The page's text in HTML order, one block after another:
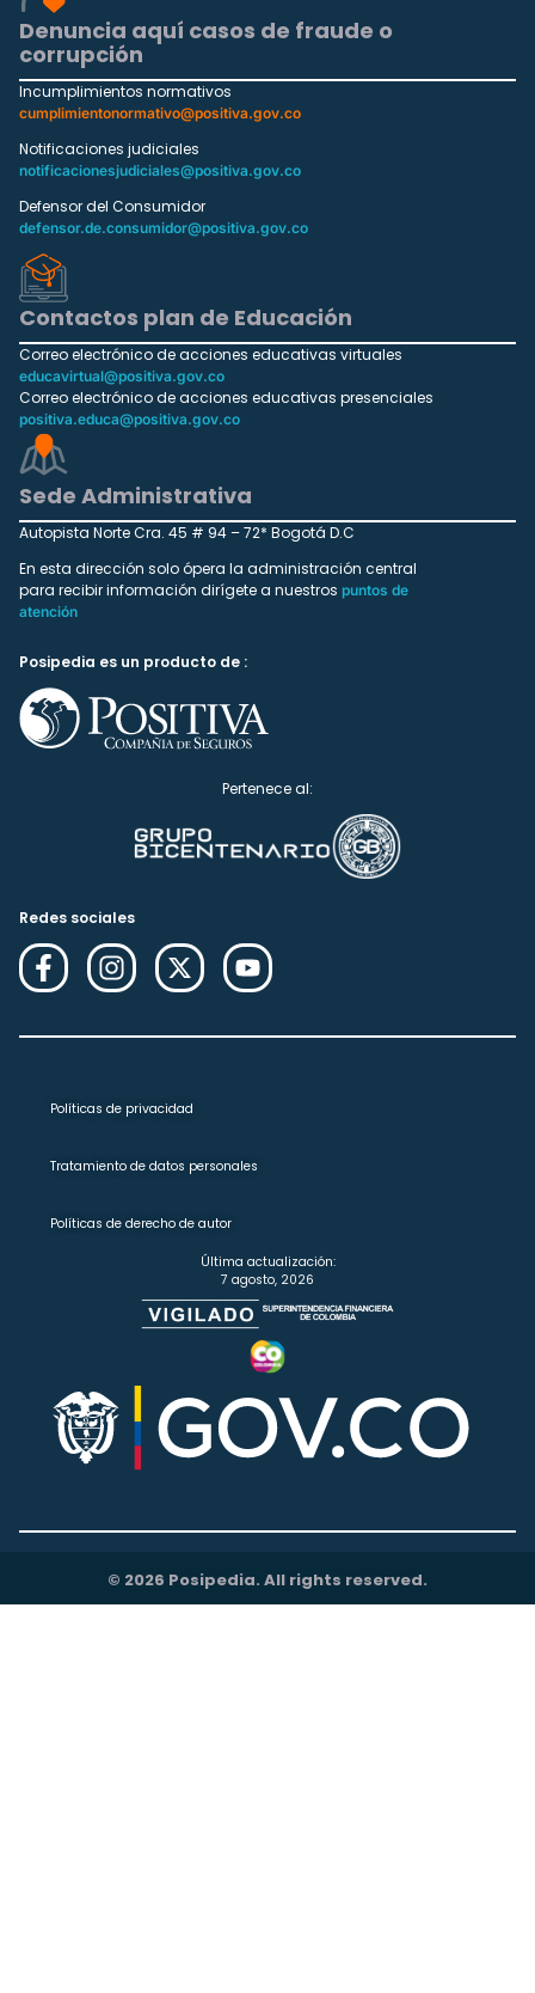
Denuncia aquí casos de fraude o
corrupción
Incumplimientos normativos
cumplimientonormativo@positiva.gov.co
Notificaciones judiciales
notificacionesjudiciales@positiva.gov.co
Defensor del Consumidor
defensor.de.consumidor@positiva.gov.co
Contactos plan de Educación
Correo electrónico de acciones educativas virtuales
educavirtual@positiva.gov.co
Correo electrónico de acciones educativas presenciales
positiva.educa@positiva.gov.co
Sede Administrativa
Autopista Norte Cra. 45 # 94 – 72* Bogotá D.C
En esta dirección solo ópera la administración central
para recibir información dirígete a nuestros puntos de
atención
Posipedia es un producto de :
Pertenece al:
Redes sociales
Políticas de privacidad
Tratamiento de datos personales
Políticas de derecho de autor
Última actualización:
7 agosto, 2026
© 2026 Posipedia. All rights reserved.